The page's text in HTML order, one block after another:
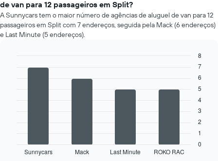
de van para 12 passageiros em Split?
A Sunnycars tem o maior número de agências de aluguel de van para 12
passageiros em Split com 7 endereços, seguida pela Mack (6 endereços)
e Last Minute (5 endereços).
seguir
exibeSunnycars Mack Last Minute ROKO RAC
0
1
2
3
4
5
6
7
8